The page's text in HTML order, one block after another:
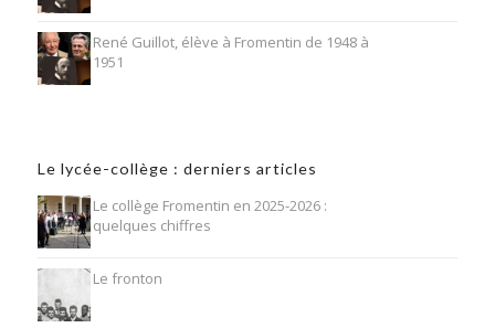
René Guillot, élève à Fromentin de 1948 à
1951
Le lycée-collège : derniers articles
Le collège Fromentin en 2025-2026 :
quelques chiffres
Le fronton